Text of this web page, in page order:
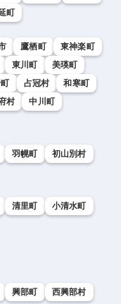
町
鷹栖町
東神楽町
東川町
美瑛町
占冠村
和寒町
村
中川町
羽幌町
初山別村
清里町
小清水町
興部町
西興部村